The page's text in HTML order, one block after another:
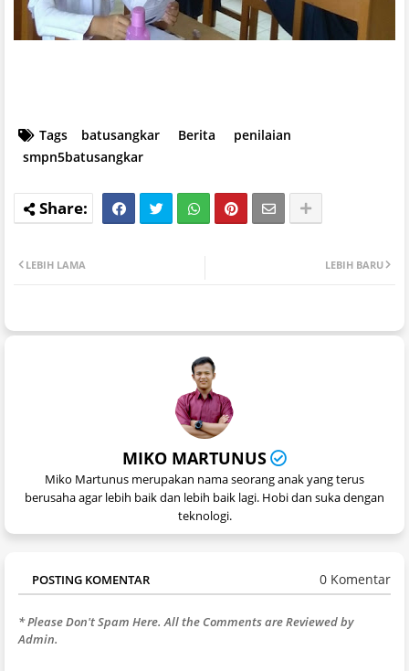
Tags batusangkar Berita
penilaian
smpn5batusangkar
LEBIH BARU
LEBIH LAMA
MIKO MARTUNUS
Miko Martunus merupakan nama seorang anak yang terus
berusaha agar lebih baik dan lebih baik lagi. Hobi dan suka dengan
teknologi.
POSTING KOMENTAR 0 Komentar
* Please Don't Spam Here. All the Comments are Reviewed by
Admin.